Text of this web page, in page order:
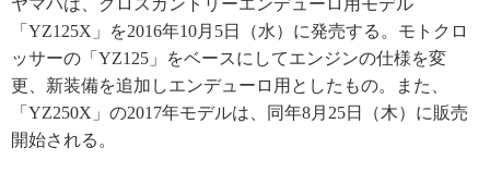
ヤマハは、クロスカントリーエンデューロ用モデル
「YZ125X」を2016年10月5日（水）に発売する。モトクロ
ッサーの「YZ125」をベースにしてエンジンの仕様を変
更、新装備を追加しエンデューロ用としたもの。また、
「YZ250X」の2017年モデルは、同年8月25日（木）に販売
開始される。